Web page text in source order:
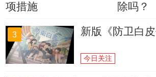
项措施
除吗？
3 新版《防卫白
今日关注